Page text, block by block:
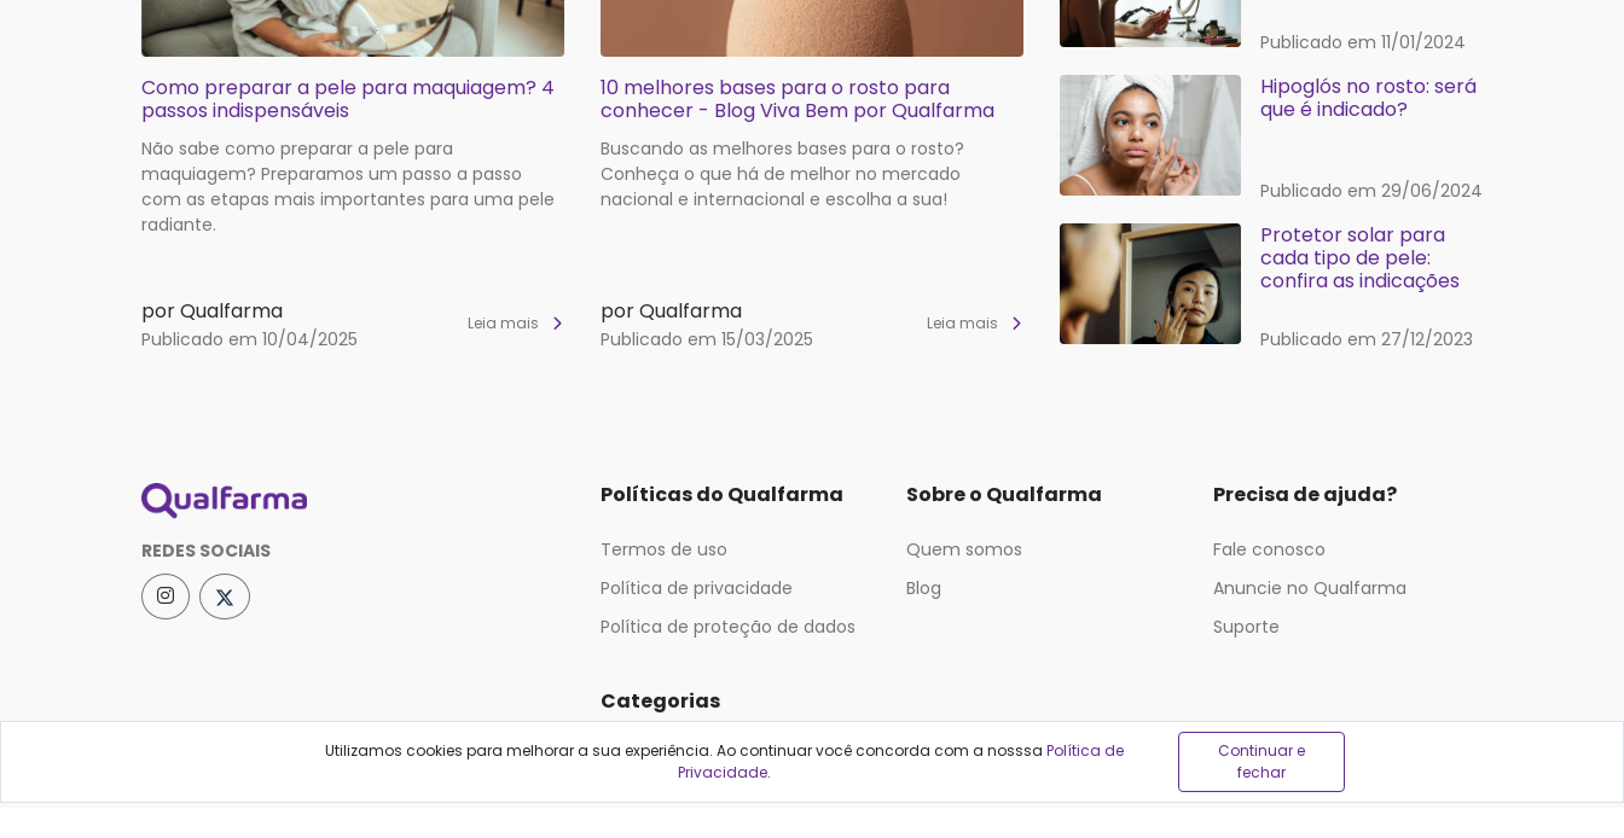
Como preparar a pele para maquiagem? 4
passos indispensáveis
Não sabe como preparar a pele para
maquiagem? Preparamos um passo a passo
com as etapas mais importantes para uma pele
radiante.
por Qualfarma
Publicado em 10/04/2025
Leia mais
10 melhores bases para o rosto para
conhecer - Blog Viva Bem por Qualfarma
Buscando as melhores bases para o rosto?
Conheça o que há de melhor no mercado
nacional e internacional e escolha a sua!
por Qualfarma
Publicado em 15/03/2025
Leia mais
Publicado em 11/01/2024
Hipoglós no rosto: será
que é indicado?
Publicado em 29/06/2024
Protetor solar para
cada tipo de pele:
confira as indicações
Publicado em 27/12/2023
REDES SOCIAIS
Políticas do Qualfarma
Termos de uso
Política de privacidade
Política de proteção de dados
Sobre o Qualfarma
Quem somos
Blog
Precisa de ajuda?
Fale conosco
Anuncie no Qualfarma
Suporte
Categorias
Cabelos
Maquiagem
Utilizamos cookies para melhorar a sua experiência. Ao continuar você concorda com a nosssa Política de
Privacidade.
Continuar e
fechar